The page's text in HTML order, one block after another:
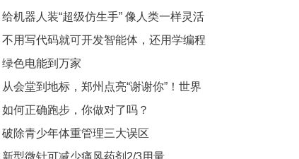
线上销售乱象
给机器人装“超级仿生手” 像人类一样灵活
抓取
不用写代码就可开发智能体，还用学编程
吗
绿色电能到万家
从会堂到地标，郑州点亮“谢谢你”！世界
献血者日致敬热血英雄
如何正确跑步，你做对了吗？
破除青少年体重管理三大误区
新型微针可减少痛风药剂2/3用量